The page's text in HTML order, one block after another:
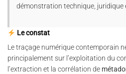
démonstration technique, juridique
Le constat
Le traçage numérique contemporain
principalement sur l’exploitation du
l’extraction et la corrélation de